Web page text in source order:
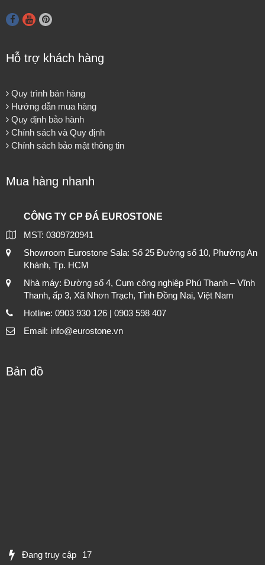
Hỗ trợ khách hàng
Quy trình bán hàng
Hướng dẫn mua hàng
Quy định bảo hành
Chính sách và Quy định
Chính sách bảo mật thông tin
Mua hàng nhanh
CÔNG TY CP ĐÁ EUROSTONE
MST: 0309720941
Showroom Eurostone Sala: Số 25 Đường số 10, Phường An
Khánh, Tp. HCM
Nhà máy: Đường số 4, Cụm công nghiệp Phú Thạnh – Vĩnh
Thanh, ấp 3, Xã Nhơn Trạch, Tỉnh Đồng Nai, Việt Nam
Hotline: 0903 930 126 | 0903 598 407
Email: info@eurostone.vn
Bản đồ
Đang truy cập 17